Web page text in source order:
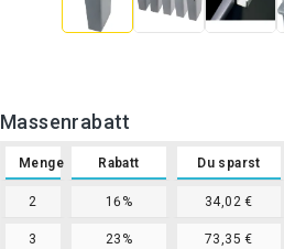
Massenrabatt
Menge Rabatt Du sparst
2 16% 34,02 €
3 23% 73,35 €